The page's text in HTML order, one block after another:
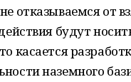
отказываемся от
будут
касается
наземного